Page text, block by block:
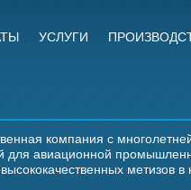
УСЛУГИ
компания с
для авиационной
метизов в